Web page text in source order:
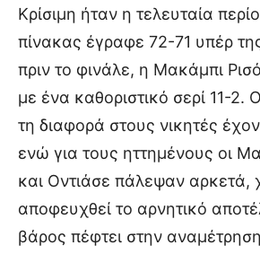
Κρίσιμη ήταν η τελευταία
πίνακας έγραφε 72-71 υπέρ
πριν το φινάλε, η Μακάμπι
με ένα καθοριστικό σερί 11-2. Ο
τη διαφορά στους νικητές
ενώ για τους ηττημένους οι
και Οντιάσε πάλεψαν αρκετά,
αποφευχθεί το αρνητικό
βάρος πέφτει στην